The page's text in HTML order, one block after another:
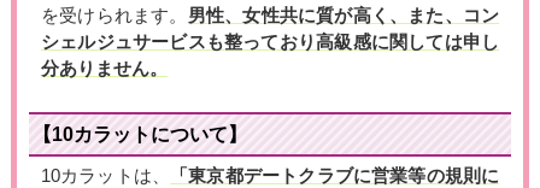
を受けられます。 男性、女性共に質が高く、また、コン
シェルジュサービスも整っており高級感に関しては申し
分ありません。
【10カラットについて】
10カラットは、
「東京都デートクラブに営業等の規則に